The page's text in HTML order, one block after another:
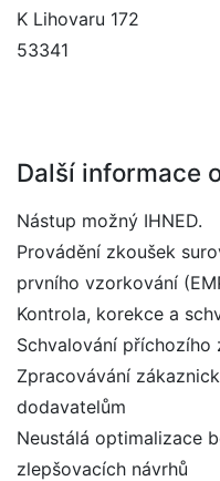
K Lihovaru 172
53341
Další informace
Nástup možný IHNED.
Provádění zkoušek
prvního vzorkování
Kontrola, korekce a
Schvalování příchozího
Zpracovávání
dodavatelům
Neustálá optimalizace
zlepšovacích návrhů